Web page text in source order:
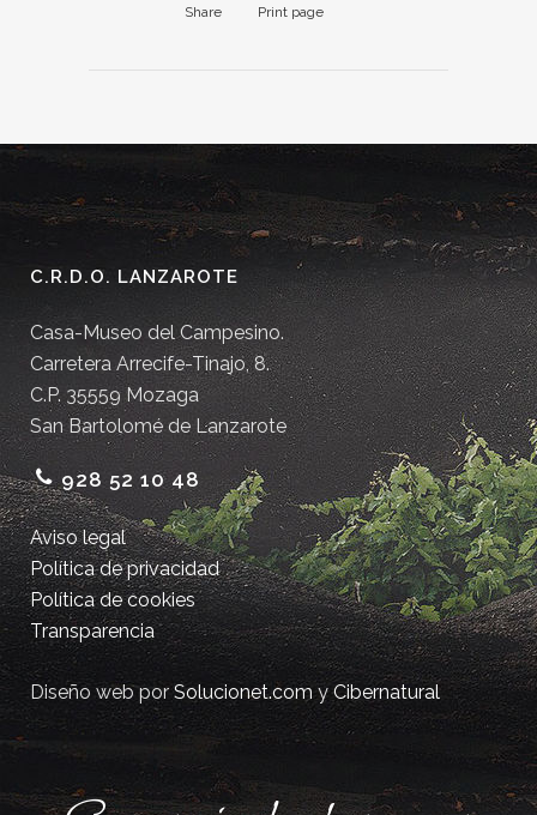
Share Print page
C.R.D.O. LANZAROTE
Casa-Museo del Campesino.
Carretera Arrecife-Tinajo, 8.
C.P. 35559 Mozaga
San Bartolomé de Lanzarote
928 52 10 48
Aviso legal
Política de privacidad
Política de cookies
Transparencia
Diseño web porSolucionet.comyCibernatural